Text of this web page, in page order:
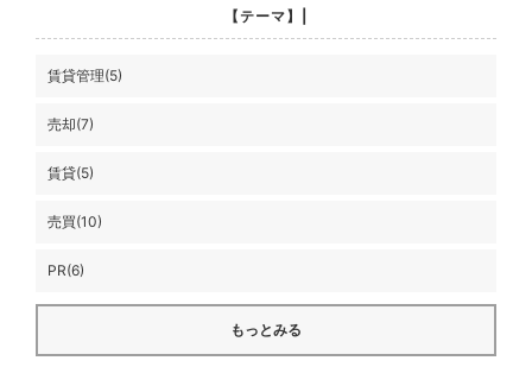
【テーマ】|
賃貸管理(5)
売却(7)
賃貸(5)
売買(10)
PR(6)
もっとみる